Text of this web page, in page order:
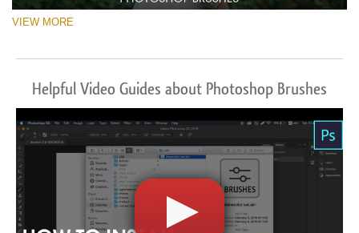
VIEW MORE
Helpful Video Guides about Photoshop Brushes